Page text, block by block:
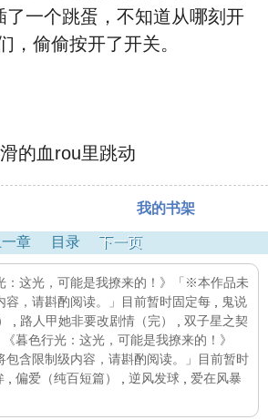
了一个跳蛋，不知道从哪刻开
，偷偷按开了开关。
的血rou里跳动
我的书架
一章 目录 下一页
：这光，可能是我撩来的！》「※本作品未
容，请斟酌阅读。」目前暂时固定每
鬼说
路人甲她非要改剧情（完）
双子星之契
《暮色行光：这光，可能是我撩来的！》
包含限制级内容，请斟酌阅读。」目前暂时
偏爱（纯百短篇） 逆风发球
爱在风暴